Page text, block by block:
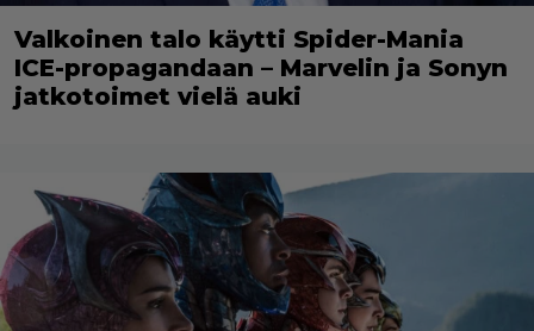
Valkoinen talo käytti Spider-Mania
ICE-propagandaan – Marvelin ja Sonyn
jatkotoimet vielä auki